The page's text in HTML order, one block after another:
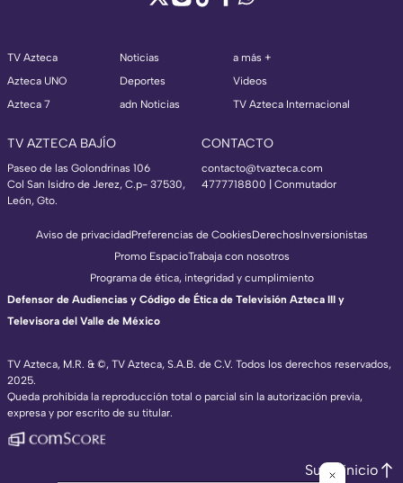
TV Azteca
Azteca UNO
Azteca 7
Noticias
Deportes
adn Noticias
a más +
Videos
TV Azteca Internacional
TV AZTECA BAJÍO
Paseo de las Golondrinas 106
Col San Isidro de Jerez, C.p- 37530,
León, Gto.
CONTACTO
contacto@tvazteca.com
4777718800 | Conmutador
TV Azteca, M.R. & ©, TV Azteca, S.A.B. de C.V. Todos los derechos reservados,
2025.
Queda prohibida la reproducción total o parcial sin la autorización previa,
expresa y por escrito de su titular.
Aviso de privacidadPreferencias de CookiesDerechosInversionistas
Promo EspacioTrabaja con nosotros
Programa de ética, integridad y cumplimiento
Defensor de Audiencias y Código de Ética de Televisión Azteca III y
Televisora del Valle de México
Subir inicio